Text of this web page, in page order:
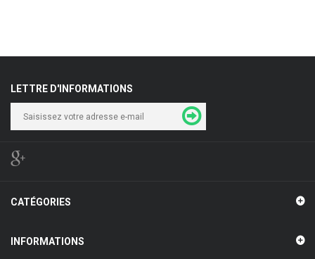
LETTRE D'INFORMATIONS
CATÉGORIES
INFORMATIONS